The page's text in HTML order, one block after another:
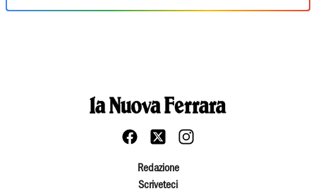
Redazione
Scriveteci